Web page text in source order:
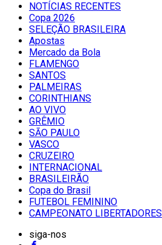
NOTÍCIAS RECENTES
Copa 2026
SELEÇÃO BRASILEIRA
Apostas
Mercado da Bola
FLAMENGO
SANTOS
PALMEIRAS
CORINTHIANS
AO VIVO
GRÊMIO
SĀO PAULO
VASCO
CRUZEIRO
INTERNACIONAL
BRASILEIRÃO
Copa do Brasil
FUTEBOL FEMININO
CAMPEONATO LIBERTADORES
siga-nos